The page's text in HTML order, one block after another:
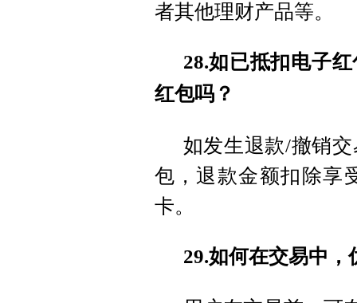
者其他理财产品等。
28.如已抵扣电子
红包吗？
如发生退款/撤销
包，退款金额扣除享
卡。
29.如何在交易中，